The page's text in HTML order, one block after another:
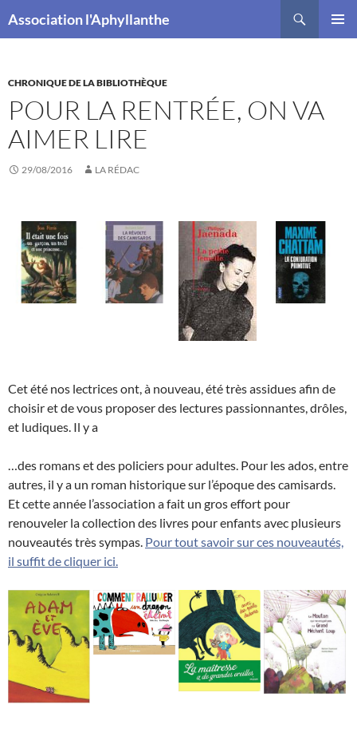
Association l'Aphyllanthe
CHRONIQUE DE LA BIBLIOTHÈQUE
POUR LA RENTRÉE, ON VA
AIMER LIRE
29/08/2016 LA RÉDAC
Cet été nos lectrices ont, à nouveau, été très assidues afin de
choisir et de vous proposer des lectures passionnantes, drôles,
et ludiques. Il y a
…des romans et des policiers pour adultes. Pour les ados, entre
autres, il y a un roman historique sur l’époque des camisards.
Et cette année l’association a fait un gros effort pour
renouveler la collection des livres pour enfants avec plusieurs
nouveautés très sympas. Pour tout savoir sur ces nouveautés,
il suffit de cliquer ici.